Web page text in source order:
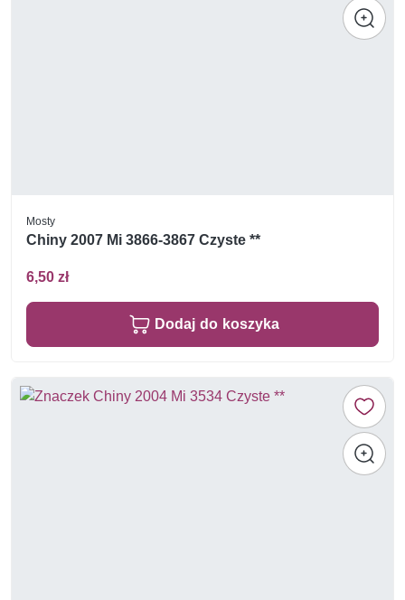
Mosty
Chiny 2007 Mi 3866-3867 Czyste **
6,50 zł
Dodaj do koszyka